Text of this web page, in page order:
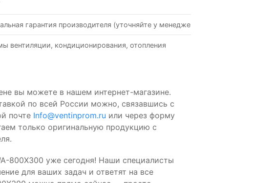
гарантия производителя (уточняйте у менеджеров)
вентиляции, кондиционирования, отопления
вы можете в нашем интернет-магазине.
по всей России можно, связавшись с
почте Info@ventinprom.ru или через форму
только оригинальную продукцию с
800X300 уже сегодня! Наши специалисты
для ваших задач и ответят на все